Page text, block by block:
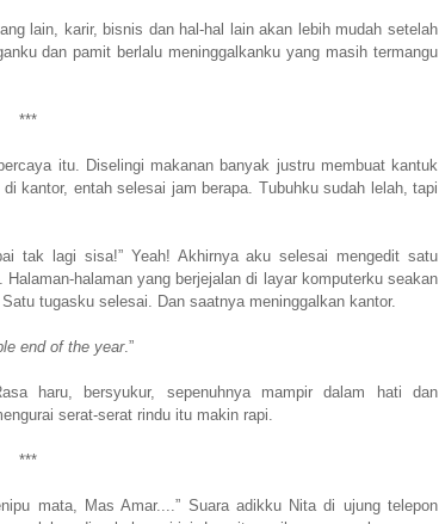
lain, karir, bisnis dan hal-hal lain akan lebih mudah setelah
dan pamit berlalu meninggalkanku yang masih termangu
***
itu. Diselingi makanan banyak justru membuat kantuk
kantor, entah selesai jam berapa. Tubuhku sudah lelah, tapi
tak lagi sisa!” Yeah! Akhirnya aku selesai mengedit satu
halaman yang berjejalan di layar komputerku seakan
tugasku selesai. Dan saatnya meninggalkan kantor.
end of the year.”
haru, bersyukur, sepenuhnya mampir dalam hati dan
serat-serat rindu itu makin rapi.
***
mata, Mas Amar....” Suara adikku Nita di ujung telepon